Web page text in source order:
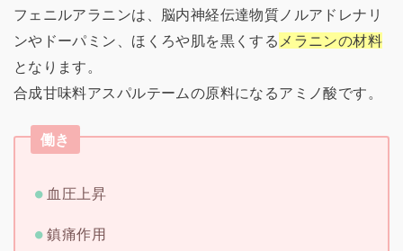
フェニルアラニンは、脳内神経伝達物質ノルアドレナリ
ンやドーパミン、ほくろや肌を黒くする メラニンの材料
となります。
合成甘味料アスパルテームの原料になるアミノ酸です。
働き
血圧上昇
鎮痛作用